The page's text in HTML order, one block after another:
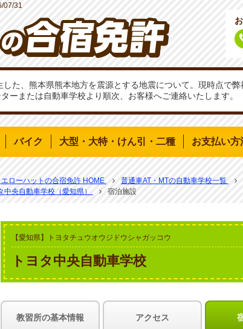
07/31
た、熊本県熊本地方を震源とする地震について。現時点で
ーまたは自動車学校より順次、お客様へご連絡いたします。
バイク 大型・大特・けん引・二種 お支払い方
エローハットの合宿免許 HOME 普通車AT・MTの自動車学校一覧
中央自動車学校（愛知県）
宿泊施設
【愛知県】トヨタチュウオウジドウシャガッコウ
トヨタ中央自動車学校
教習所の基本情報 アクセス